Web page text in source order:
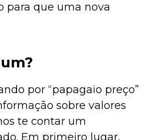
para que uma nova
por “papagaio preço”
sobre valores
te contar um
Em primeiro lugar,